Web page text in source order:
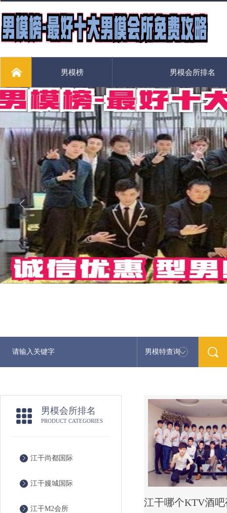
男模榜 男模会所排名
男模特查询
男模会所排名
PRODUCT CATEGORIES
江干尚都国际
江干嫚城国际
江干M2会所